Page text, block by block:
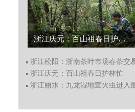
浙江庆元：百山祖春日护林忙...
浙江松阳：浙南茶叶市场春茶交
浙江庆元：百山祖春日护林忙
浙江丽水：九龙湿地萤火虫进入